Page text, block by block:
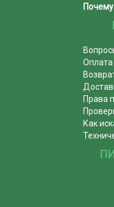
Оплата
Права
Как